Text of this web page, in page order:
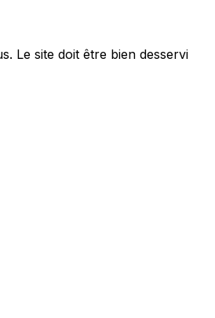
Le site doit être bien desservi